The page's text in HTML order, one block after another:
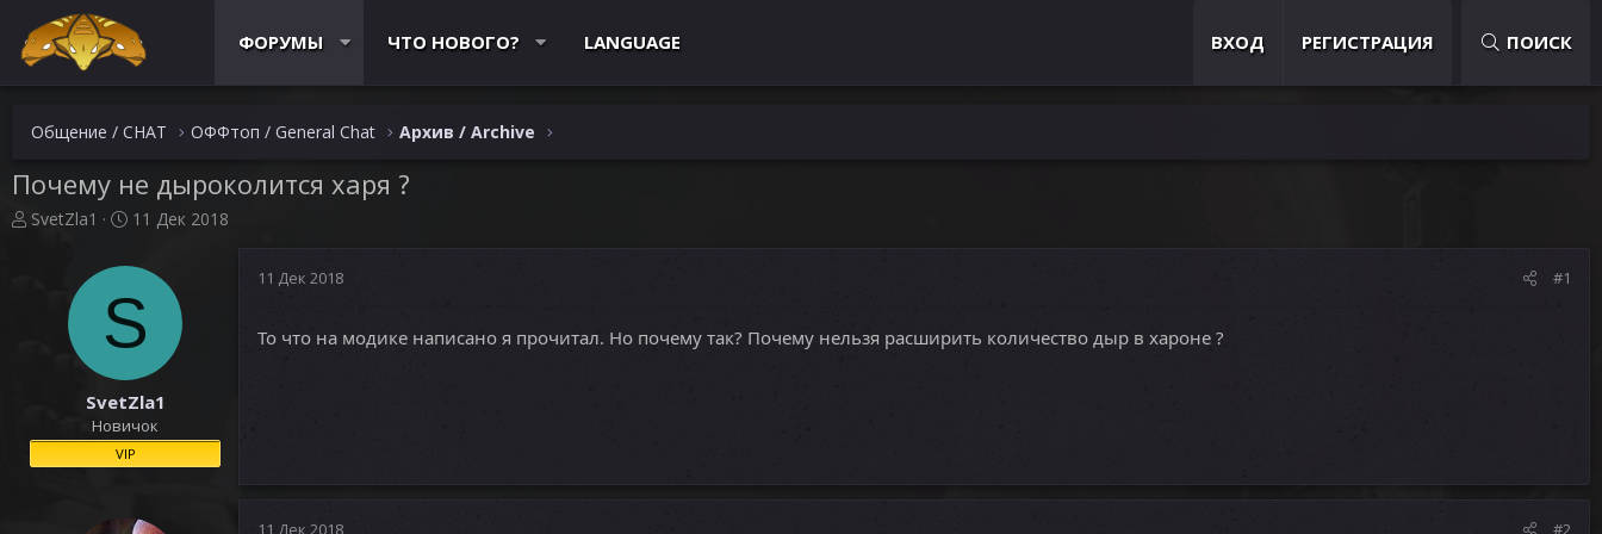
ФОРУМЫ ЧТО НОВОГО? LANGUAGE ВХОД РЕГИСТРАЦИЯ ПОИСК
Общение / CHAT ОФФтоп / General Chat Архив / Archive
Почему не дыроколится харя ?
А
SvetZla1
Д
т
н
а
ч
а
л
а
11 Дек 2018
S
SvetZla1
Новичок
VIP
11 Дек 2018 #1
То что на модике написано я прочитал. Но почему так? Почему нельзя расширить количество дыр в хароне ?
11 Дек 2018 #2